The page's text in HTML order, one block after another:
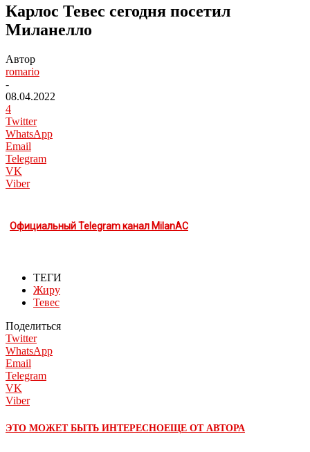
Карлос Тевес сегодня посетил
Миланелло
Автор
romario
-
08.04.2022
4
Twitter
WhatsApp
Email
Telegram
VK
Viber
Официальный Telegram канал MilanAC
ТЕГИ
Жиру
Тевес
Поделиться
Twitter
WhatsApp
Email
Telegram
VK
Viber
ЭТО МОЖЕТ БЫТЬ ИНТЕРЕСНОЕЩЕ ОТ АВТОРА